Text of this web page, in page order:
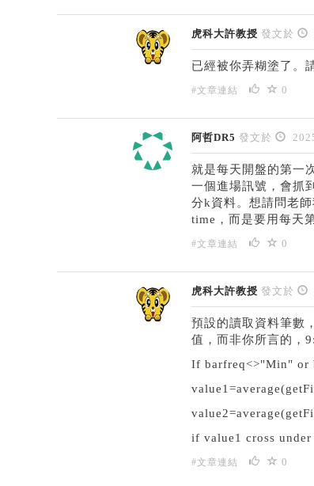
虎科大許教授 發文於
已經被你弄糊塗了。
#文章連結 0
阿哲DR5 發文於
就是每天開盤的第一
一個進場訊號，會抓
分k資料。想請問老
time，而是要用每天
#文章連結 0
虎科大許教授 發文於
預設的讀取資料筆數
值，而非你所言的，
If barfreq<>"Min" or
if value1 cross
#文章連結 0